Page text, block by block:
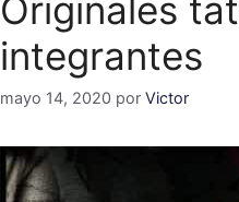
Originales
integrantes
mayo 14, 2020 por Victor